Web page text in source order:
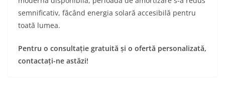
semnificativ, făcând energia solară accesibilă pentru
toată lumea.
Pentru o consultație gratuită și o ofertă personalizată,
contactați-ne astăzi!